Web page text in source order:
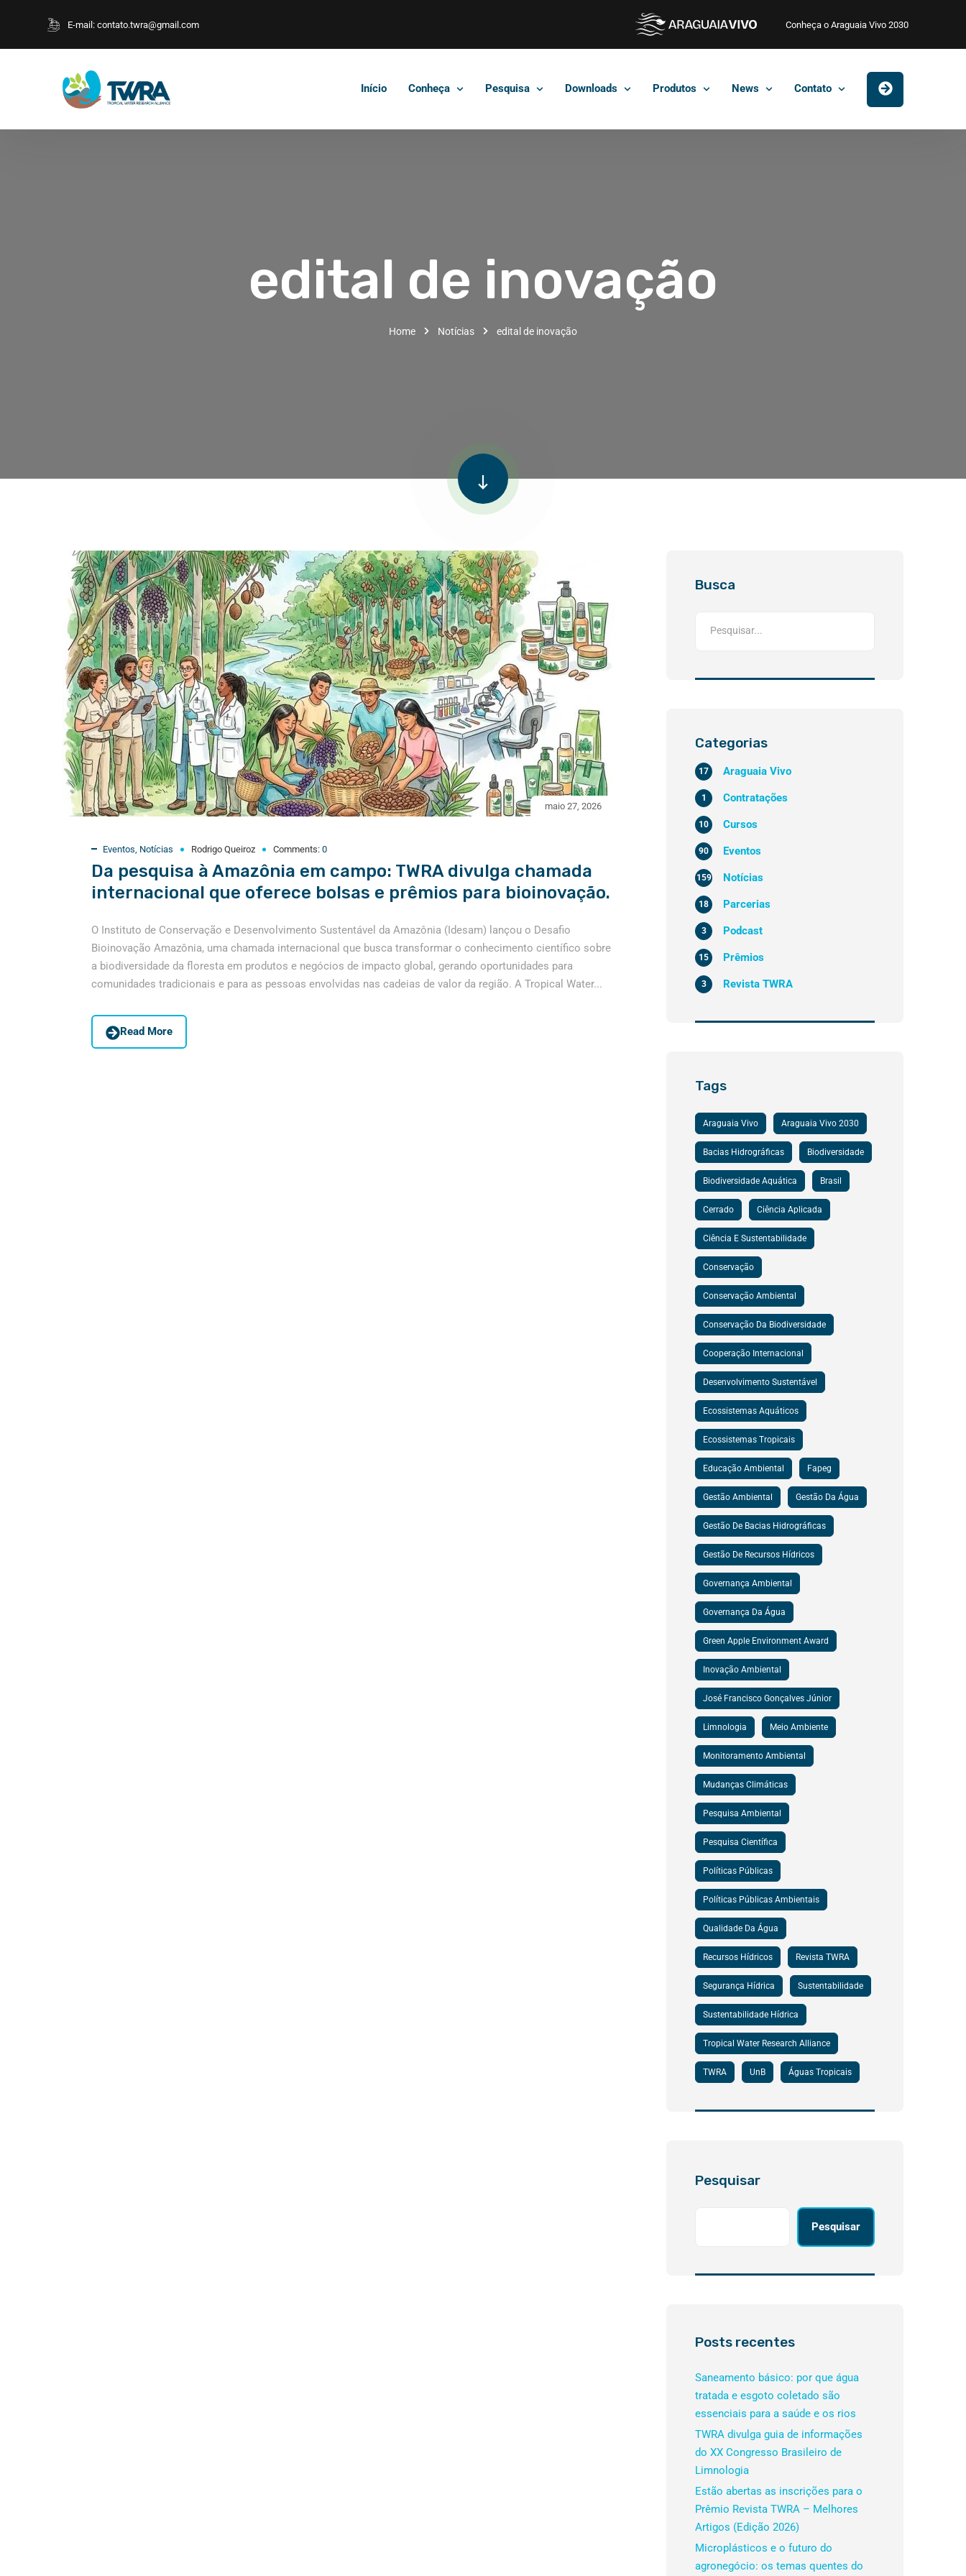
E-mail: contato.twra@gmail.com Conheça o Araguaia Vivo 2030
Início Conheça Pesquisa Downloads Produtos News Contato
edital de inovação
Home Notícias edital de inovação
maio 27, 2026
Eventos, Notícias Rodrigo Queiroz Comments: 0
Da pesquisa à Amazônia em campo: TWRA divulga chamada
internacional que oferece bolsas e prêmios para bioinovação.
O Instituto de Conservação e Desenvolvimento Sustentável da Amazônia (Idesam) lançou o Desafio
Bioinovação Amazônia, uma chamada internacional que busca transformar o conhecimento científico sobre
a biodiversidade da floresta em produtos e negócios de impacto global, gerando oportunidades para
comunidades tradicionais e para as pessoas envolvidas nas cadeias de valor da região. A Tropical Water...
Read More
Busca
Categorias
Araguaia Vivo
17
Contratações
1
Cursos
10
Eventos
90
Notícias
159
Parcerias
18
Podcast
3
Prêmios
15
Revista TWRA
3
Tags
Araguaia Vivo Araguaia Vivo 2030
Bacias Hidrográficas Biodiversidade
Biodiversidade Aquática Brasil
Cerrado Ciência Aplicada
Ciência E Sustentabilidade
Conservação
Conservação Ambiental
Conservação Da Biodiversidade
Cooperação Internacional
Desenvolvimento Sustentável
Ecossistemas Aquáticos
Ecossistemas Tropicais
Educação Ambiental Fapeg
Gestão Ambiental Gestão Da Água
Gestão De Bacias Hidrográficas
Gestão De Recursos Hídricos
Governança Ambiental
Governança Da Água
Green Apple Environment Award
Inovação Ambiental
José Francisco Gonçalves Júnior
Limnologia Meio Ambiente
Monitoramento Ambiental
Mudanças Climáticas
Pesquisa Ambiental
Pesquisa Científica
Políticas Públicas
Políticas Públicas Ambientais
Qualidade Da Água
Recursos Hídricos Revista TWRA
Segurança Hídrica Sustentabilidade
Sustentabilidade Hídrica
Tropical Water Research Alliance
TWRA UnB Águas Tropicais
Pesquisar
Pesquisar
Posts recentes
Saneamento básico: por que água
tratada e esgoto coletado são
essenciais para a saúde e os rios
TWRA divulga guia de informações
do XX Congresso Brasileiro de
Limnologia
Estão abertas as inscrições para o
Prêmio Revista TWRA – Melhores
Artigos (Edição 2026)
Microplásticos e o futuro do
agronegócio: os temas quentes do